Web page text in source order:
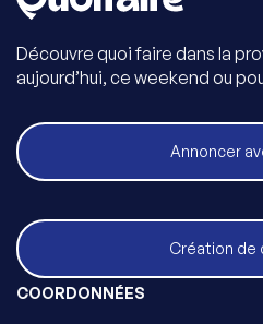
Découvre quoi faire dans la
aujourd’hui, ce weekend ou
Annoncer
Création de
COORDONNÉES